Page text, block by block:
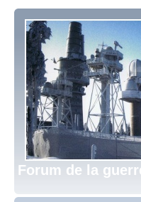
Forum de la